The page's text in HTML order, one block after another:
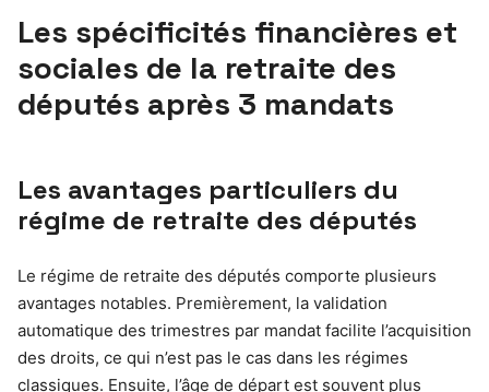
Les spécificités financières et
sociales de la retraite des
députés après 3 mandats
Les avantages particuliers du
régime de retraite des députés
Le régime de retraite des députés comporte plusieurs
avantages notables. Premièrement, la validation
automatique des trimestres par mandat facilite l’acquisition
des droits, ce qui n’est pas le cas dans les régimes
classiques. Ensuite, l’âge de départ est souvent plus